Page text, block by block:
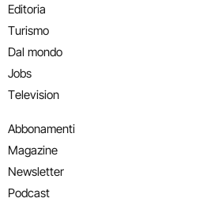
Editoria
Turismo
Dal mondo
Jobs
Television
Abbonamenti
Magazine
Newsletter
Podcast